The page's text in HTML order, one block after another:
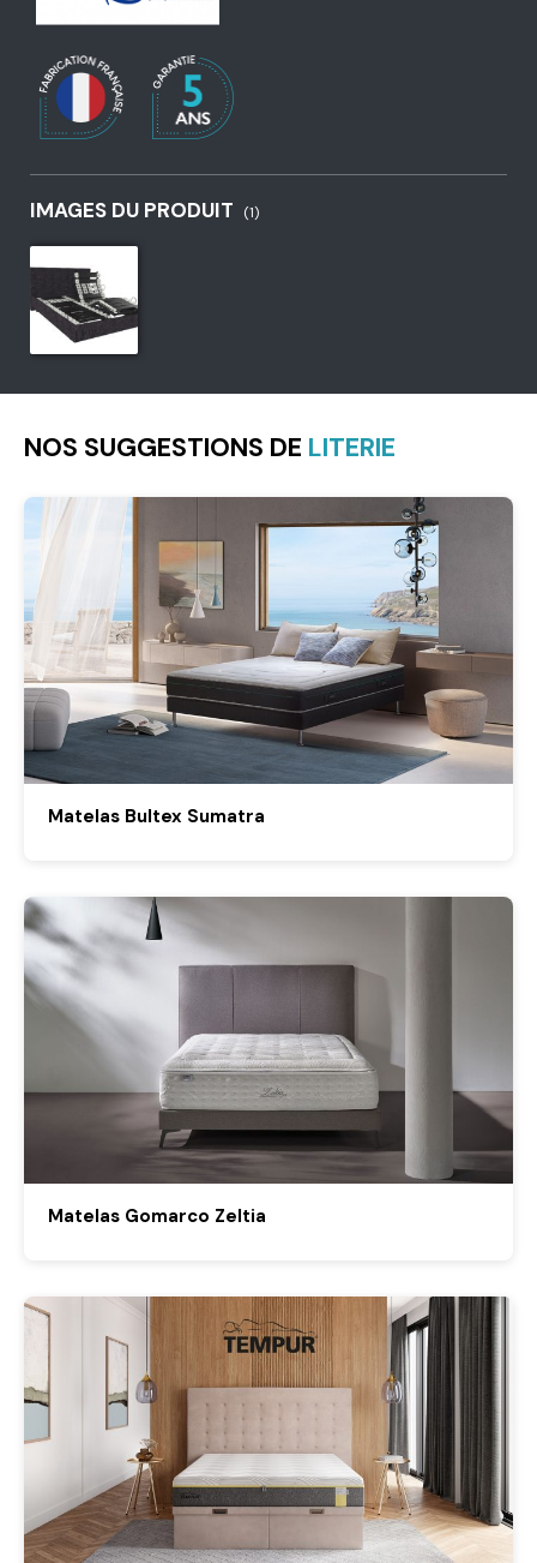
IMAGES DU PRODUIT (1)
NOS SUGGESTIONS DE LITERIE
Matelas Bultex Sumatra
Matelas Gomarco Zeltia